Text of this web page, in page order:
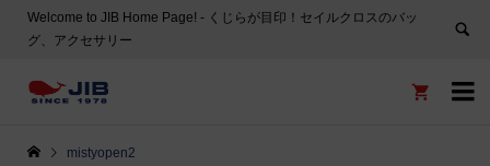
Welcome to JIB Home Page! ‐ くじらが目印！セイルクロスのバッ
グ、アクセサリー


mistyopen2